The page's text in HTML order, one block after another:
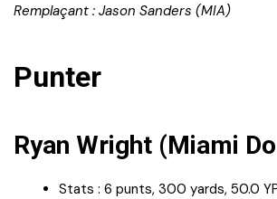
Remplaçant : Jason Sanders (MIA)
Punter
Ryan Wright (Miami
Stats : 6 punts, 300 yards, 50.0